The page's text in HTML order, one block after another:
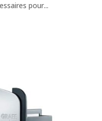
pour...